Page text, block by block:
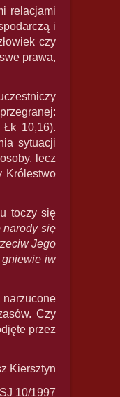
relacjami
i
czy
prawa,
10,16).
sytuacji
lecz
Królestwo
toczy się
narody się
Jego
iw
Czy
przez
Kiersztyn
10/1997